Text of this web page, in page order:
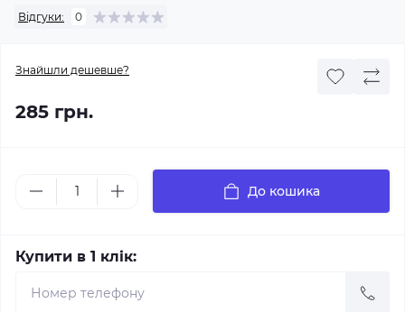
Відгуки: 0
Знайшли дешевше?
285 грн.
До кошика
Купити в 1 клік: